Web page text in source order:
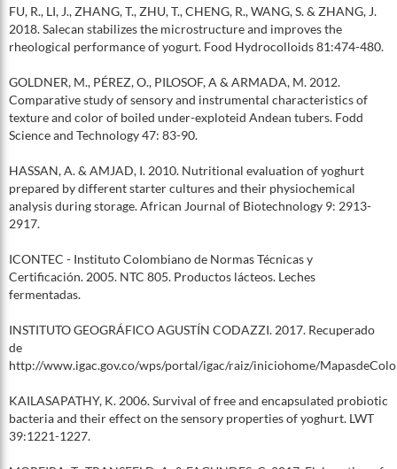
FU, R., LI, J., ZHANG, T., ZHU, T., CHENG, R., WANG, S. & ZHANG, J.
2018. Salecan stabilizes the microstructure and improves the
rheological performance of yogurt. Food Hydrocolloids 81:474-480.
GOLDNER, M., PÉREZ, O., PILOSOF, A & ARMADA, M. 2012.
Comparative study of sensory and instrumental characteristics of
texture and color of boiled under-exploteid Andean tubers. Fodd
Science and Technology 47: 83-90.
HASSAN, A. & AMJAD, I. 2010. Nutritional evaluation of yoghurt
prepared by different starter cultures and their physiochemical
analysis during storage. African Journal of Biotechnology 9: 2913-
2917.
ICONTEC - Instituto Colombiano de Normas Técnicas y
Certificación. 2005. NTC 805. Productos lácteos. Leches
fermentadas.
INSTITUTO GEOGRÁFICO AGUSTÍN CODAZZI. 2017. Recuperado
de
http://www.igac.gov.co/wps/portal/igac/raiz/iniciohome/
KAILASAPATHY, K. 2006. Survival of free and encapsulated probiotic
bacteria and their effect on the sensory properties of yoghurt. LWT
39:1221-1227.